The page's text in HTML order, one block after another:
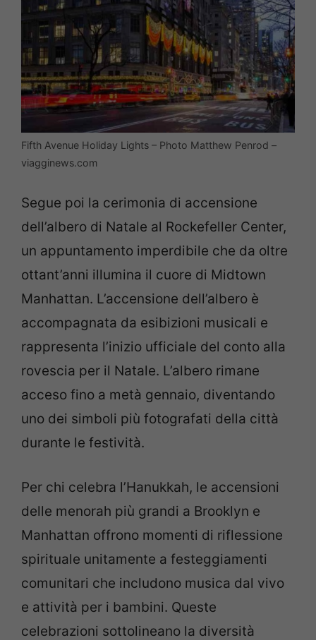
Fifth Avenue Holiday Lights – Photo Matthew Penrod –
viagginews.com
Segue poi la cerimonia di accensione
dell’albero di Natale al Rockefeller Center,
un appuntamento imperdibile che da oltre
ottant’anni illumina il cuore di Midtown
Manhattan. L’accensione dell’albero è
accompagnata da esibizioni musicali e
rappresenta l’inizio ufficiale del conto alla
rovescia per il Natale. L’albero rimane
acceso fino a metà gennaio, diventando
uno dei simboli più fotografati della città
durante le festività.
Per chi celebra l’Hanukkah, le accensioni
delle menorah più grandi a Brooklyn e
Manhattan offrono momenti di riflessione
spirituale unitamente a festeggiamenti
comunitari che includono musica dal vivo
e attività per i bambini. Queste
celebrazioni sottolineano la diversità